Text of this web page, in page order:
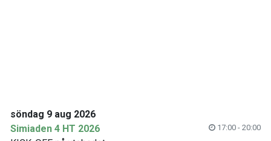
söndag 9 aug 2026
Simiaden 4 HT 2026
17:00 - 20:00